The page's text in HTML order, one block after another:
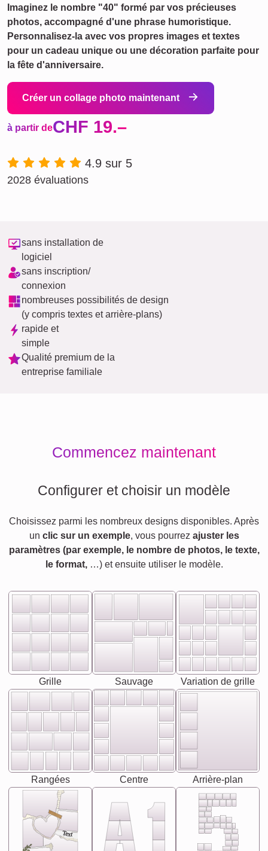
Imaginez le nombre "40" formé par vos précieuses
photos, accompagné d'une phrase humoristique.
Personnalisez-la avec vos propres images et textes
pour un cadeau unique ou une décoration parfaite pour
la fête d'anniversaire.
Créer un collage photo maintenant
à partir deCHF 19.–
4.9 sur 5
2028 évaluations
sans installation de
logiciel
sans inscription/
connexion
nombreuses possibilités de design
(y compris textes et arrière-plans)
rapide et
simple
Qualité premium de la
entreprise familiale
Commencez maintenant
Configurer et choisir un modèle
Choisissez parmi les nombreux designs disponibles. Après
un clic sur un exemple, vous pourrez ajuster les
paramètres (par exemple, le nombre de photos, le texte,
le format,…) et ensuite utiliser le modèle.
Grille Sauvage Variation de grille
Rangées Centre Arrière-plan
Text